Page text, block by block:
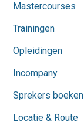
Mastercourses
Trainingen
Opleidingen
Incompany
Sprekers boeken
Locatie & Route